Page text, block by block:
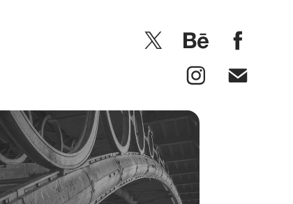
VIAJES, PAISAJES Y
ARQUITECTURA